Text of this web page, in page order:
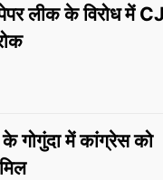
लीक के विरोध में
गोगुंदा में कांग्रेस को